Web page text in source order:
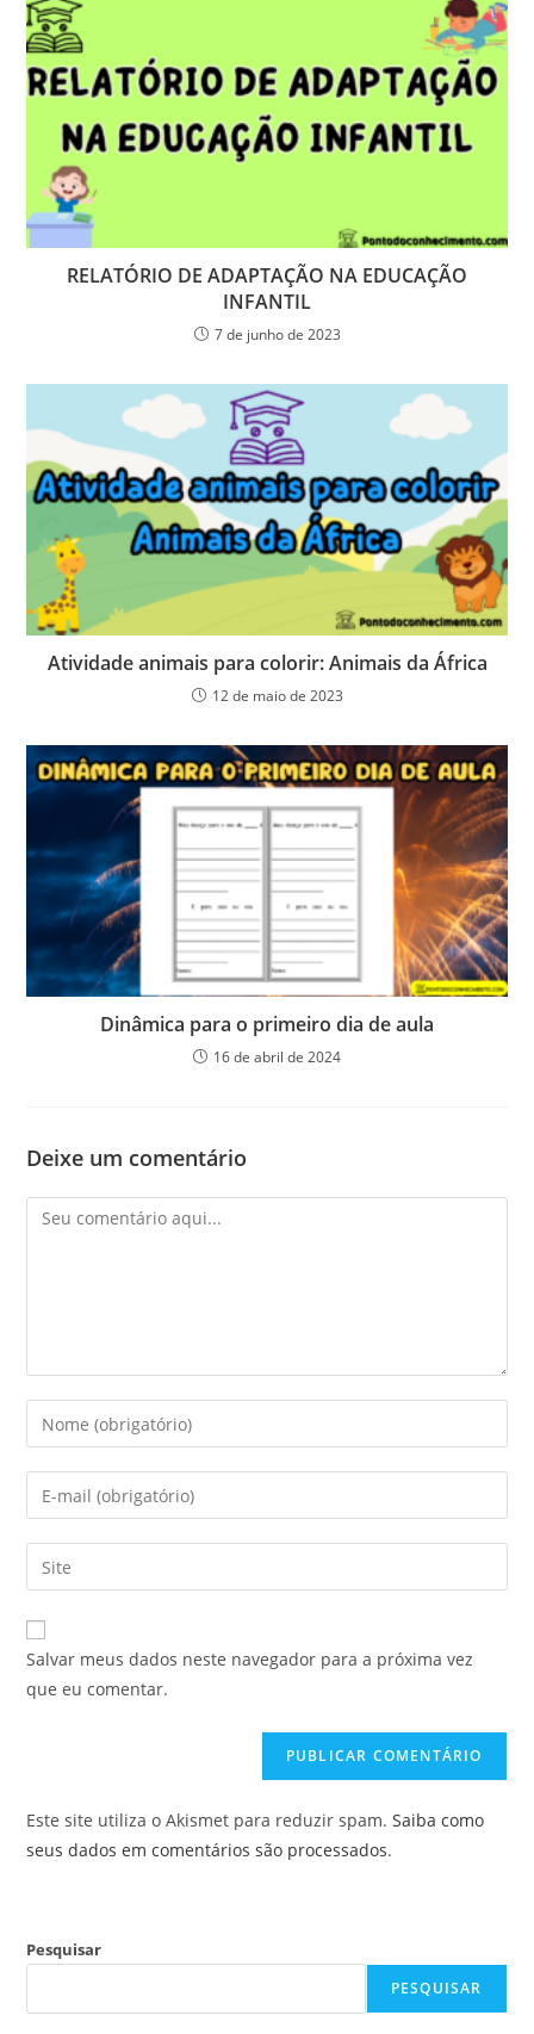
RELATÓRIO DE ADAPTAÇÃO NA EDUCAÇÃO
INFANTIL
7 de junho de 2023
Atividade animais para colorir: Animais da África
12 de maio de 2023
Dinâmica para o primeiro dia de aula
16 de abril de 2024
Deixe um comentário
Comentário
Digite
seu
nome
ou
de
usuário
para
comentar
Digite
seu
endereço
de
mail
para
comentar
Digite
o
URL
do
site
Salvar meus dados neste navegador para a próxima vez
que eu comentar.
Este site utiliza o Akismet para reduzir spam.Saiba como
seus dados em comentários são processados.
Pesquisar
PESQUISAR